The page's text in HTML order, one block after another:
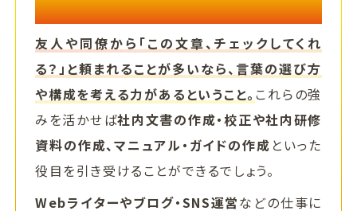
す例
友人や同僚から「この文章、チェックしてくれ
る？」と頼まれることが多いなら、言葉の選び方
や構成を考える力があるということ。 これらの強
みを活かせば社内文書の作成・校正や社内研修
資料の作成、マニュアル・ガイドの作成 といった
役目を引き受けることができるでしょう。
Webライターやブログ・SNS運営などの仕事に